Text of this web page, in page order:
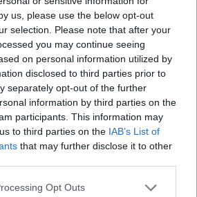
us, please use the below opt-out
selection. Please note that after your
you may continue seeing
on personal information utilized by
disclosed to third parties prior to
separately opt-out of the further
information by third parties on the
participants. This information may
to third parties on the IAB’s List of
that may further disclose it to other
app uses one or more Google
Opt Outs
η αδήλωτη εργασία
04/04/2019 - 14:45
Μειώθηκε η αδήλωτη εργασία
στο 8,94%
15/02/2019 - 15:09
Εντείνει τους ελέγχους το ΣΔΟΕ:
Στόχος η πάταξη του